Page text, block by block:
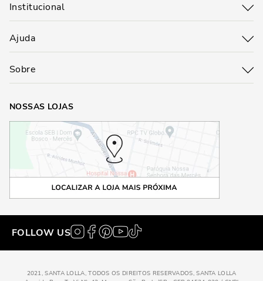
Institucional
Ajuda
Sobre
NOSSAS LOJAS
FOLLOW US
2021, SANTA LOLLA, TODOS OS DIREITOS RESERVADOS, SANTA LOLLA